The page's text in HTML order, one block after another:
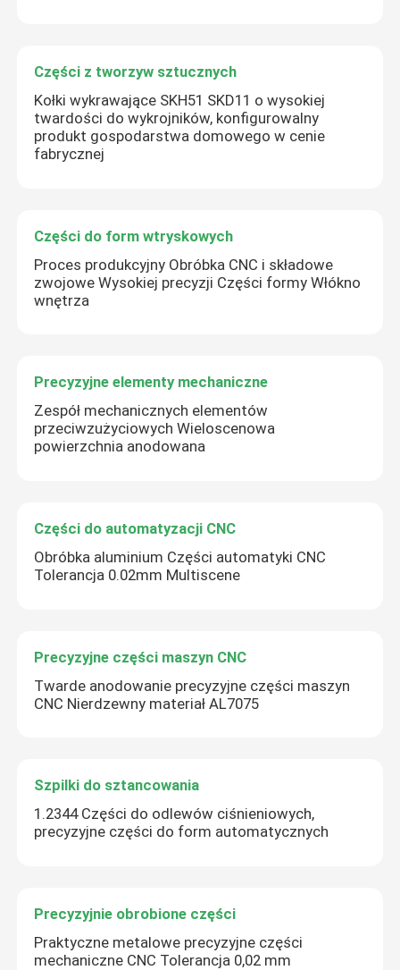
Części z tworzyw sztucznych
Kołki wykrawające SKH51 SKD11 o wysokiej
twardości do wykrojników, konfigurowalny
produkt gospodarstwa domowego w cenie
fabrycznej
Części do form wtryskowych
Proces produkcyjny Obróbka CNC i składowe
zwojowe Wysokiej precyzji Części formy Włókno
wnętrza
Precyzyjne elementy mechaniczne
Zespół mechanicznych elementów
przeciwzużyciowych Wieloscenowa
powierzchnia anodowana
Części do automatyzacji CNC
Obróbka aluminium Części automatyki CNC
Tolerancja 0.02mm Multiscene
Precyzyjne części maszyn CNC
Twarde anodowanie precyzyjne części maszyn
CNC Nierdzewny materiał AL7075
Szpilki do sztancowania
1.2344 Części do odlewów ciśnieniowych,
precyzyjne części do form automatycznych
Precyzyjnie obrobione części
Praktyczne metalowe precyzyjne części
mechaniczne CNC Tolerancja 0,02 mm